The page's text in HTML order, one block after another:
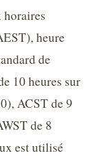
horaires
heure
de
10 heures sur
ACST de 9
de 8
est utilisé